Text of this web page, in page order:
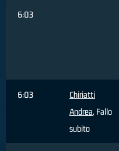
6:03
6:03
Chiriatti
Andrea, Fallo
subito